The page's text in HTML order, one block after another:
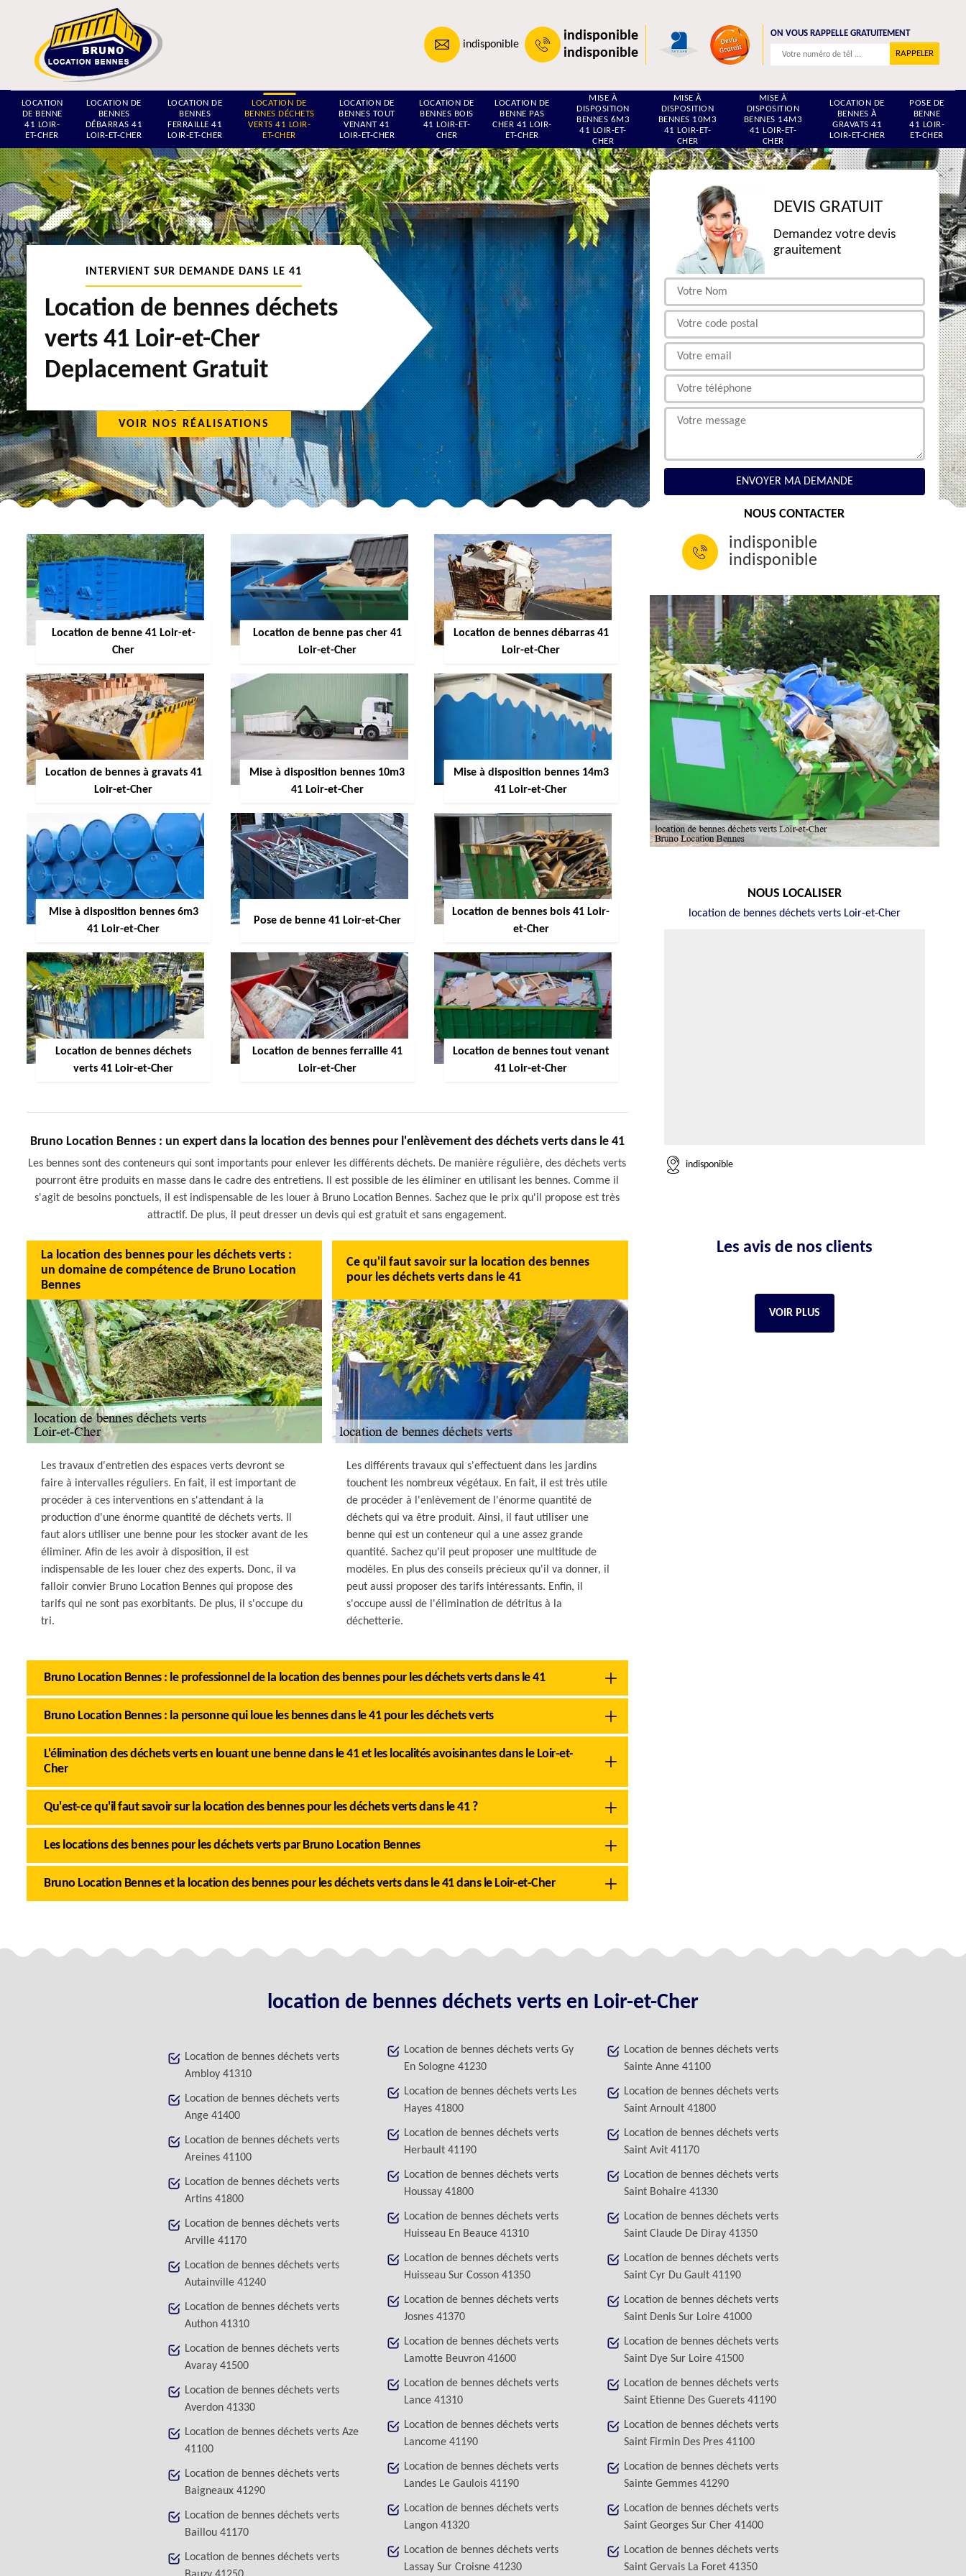
indisponible
indisponible
indisponible
ON VOUS RAPPELLE GRATUITEMENT
LOCATION
DE BENNE
41 LOIR-
ET-CHER
LOCATION DE
BENNES
DÉBARRAS 41
LOIR-ET-CHER
LOCATION DE
BENNES
FERRAILLE 41
LOIR-ET-CHER
LOCATION DE
BENNES DÉCHETS
VERTS 41 LOIR-
ET-CHER
LOCATION DE
BENNES TOUT
VENANT 41
LOIR-ET-CHER
LOCATION DE
BENNES BOIS
41 LOIR-ET-
CHER
LOCATION DE
BENNE PAS
CHER 41 LOIR-
ET-CHER
MISE À
DISPOSITION
BENNES 6M3
41 LOIR-ET-
CHER
MISE À
DISPOSITION
BENNES 10M3
41 LOIR-ET-
CHER
MISE À
DISPOSITION
BENNES 14M3
41 LOIR-ET-
CHER
LOCATION DE
BENNES À
GRAVATS 41
LOIR-ET-CHER
POSE DE
BENNE
41 LOIR-
ET-CHER
INTERVIENT SUR DEMANDE DANS LE 41
Location de bennes déchets
verts 41 Loir-et-Cher
Deplacement Gratuit
VOIR NOS RÉALISATIONS
Location de benne 41 Loir-et-
Cher
Location de benne pas cher 41
Loir-et-Cher
Location de bennes débarras 41
Loir-et-Cher
Location de bennes à gravats 41
Loir-et-Cher
Mise à disposition bennes 10m3
41 Loir-et-Cher
Mise à disposition bennes 14m3
41 Loir-et-Cher
Mise à disposition bennes 6m3
41 Loir-et-Cher
Pose de benne 41 Loir-et-Cher
Location de bennes bois 41 Loir-
et-Cher
Location de bennes déchets
verts 41 Loir-et-Cher
Location de bennes ferraille 41
Loir-et-Cher
Location de bennes tout venant
41 Loir-et-Cher
Bruno Location Bennes : un expert dans la location des bennes pour l'enlèvement des déchets verts dans le 41
Les bennes sont des conteneurs qui sont importants pour enlever les différents déchets. De manière régulière, des déchets verts
pourront être produits en masse dans le cadre des entretiens. Il est possible de les éliminer en utilisant les bennes. Comme il
s'agit de besoins ponctuels, il est indispensable de les louer à Bruno Location Bennes. Sachez que le prix qu'il propose est très
attractif. De plus, il peut dresser un devis qui est gratuit et sans engagement.
La location des bennes pour les déchets verts :
un domaine de compétence de Bruno Location
Bennes
Les travaux d'entretien des espaces verts devront se
faire à intervalles réguliers. En fait, il est important de
procéder à ces interventions en s'attendant à la
production d'une énorme quantité de déchets verts. Il
faut alors utiliser une benne pour les stocker avant de les
éliminer. Afin de les avoir à disposition, il est
indispensable de les louer chez des experts. Donc, il va
falloir convier Bruno Location Bennes qui propose des
tarifs qui ne sont pas exorbitants. De plus, il s'occupe du
tri.
Ce qu'il faut savoir sur la location des bennes
pour les déchets verts dans le 41
Les différents travaux qui s'effectuent dans les jardins
touchent les nombreux végétaux. En fait, il est très utile
de procéder à l'enlèvement de l'énorme quantité de
déchets qui va être produit. Ainsi, il faut utiliser une
benne qui est un conteneur qui a une assez grande
quantité. Sachez qu'il peut proposer une multitude de
modèles. En plus des conseils précieux qu'il va donner, il
peut aussi proposer des tarifs intéressants. Enfin, il
s'occupe aussi de l'élimination de détritus à la
déchetterie.
Bruno Location Bennes : le professionnel de la location des bennes pour les déchets verts dans le 41
Bruno Location Bennes : la personne qui loue les bennes dans le 41 pour les déchets verts
L'élimination des déchets verts en louant une benne dans le 41 et les localités avoisinantes dans le Loir-et-
Cher
Qu'est-ce qu'il faut savoir sur la location des bennes pour les déchets verts dans le 41 ?
Les locations des bennes pour les déchets verts par Bruno Location Bennes
Bruno Location Bennes et la location des bennes pour les déchets verts dans le 41 dans le Loir-et-Cher
DEVIS GRATUIT
Demandez votre devis
grauitement
NOUS CONTACTER
indisponible
indisponible
NOUS LOCALISER
location de bennes déchets verts Loir-et-Cher
indisponible
Les avis de nos clients
VOIR PLUS
location de bennes déchets verts en Loir-et-Cher
Location de bennes déchets verts
Ambloy 41310
Location de bennes déchets verts
Ange 41400
Location de bennes déchets verts
Areines 41100
Location de bennes déchets verts
Artins 41800
Location de bennes déchets verts
Arville 41170
Location de bennes déchets verts
Autainville 41240
Location de bennes déchets verts
Authon 41310
Location de bennes déchets verts
Avaray 41500
Location de bennes déchets verts
Averdon 41330
Location de bennes déchets verts Aze
41100
Location de bennes déchets verts
Baigneaux 41290
Location de bennes déchets verts
Baillou 41170
Location de bennes déchets verts
Location de bennes déchets verts Gy
En Sologne 41230
Location de bennes déchets verts Les
Hayes 41800
Location de bennes déchets verts
Herbault 41190
Location de bennes déchets verts
Houssay 41800
Location de bennes déchets verts
Huisseau En Beauce 41310
Location de bennes déchets verts
Huisseau Sur Cosson 41350
Location de bennes déchets verts
Josnes 41370
Location de bennes déchets verts
Lamotte Beuvron 41600
Location de bennes déchets verts
Lance 41310
Location de bennes déchets verts
Lancome 41190
Location de bennes déchets verts
Landes Le Gaulois 41190
Location de bennes déchets verts
Langon 41320
Location de bennes déchets verts
Lassay Sur Croisne 41230
Location de bennes déchets verts
Sainte Anne 41100
Location de bennes déchets verts
Saint Arnoult 41800
Location de bennes déchets verts
Saint Avit 41170
Location de bennes déchets verts
Saint Bohaire 41330
Location de bennes déchets verts
Saint Claude De Diray 41350
Location de bennes déchets verts
Saint Cyr Du Gault 41190
Location de bennes déchets verts
Saint Denis Sur Loire 41000
Location de bennes déchets verts
Saint Dye Sur Loire 41500
Location de bennes déchets verts
Saint Etienne Des Guerets 41190
Location de bennes déchets verts
Saint Firmin Des Pres 41100
Location de bennes déchets verts
Sainte Gemmes 41290
Location de bennes déchets verts
Saint Georges Sur Cher 41400
Location de bennes déchets verts
Saint Gervais La Foret 41350